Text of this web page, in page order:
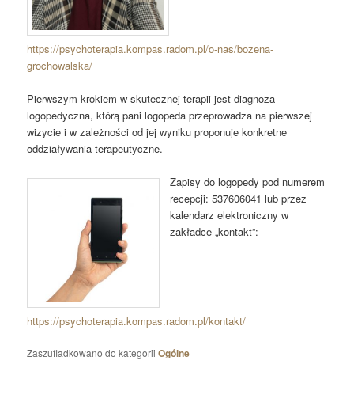
https://psychoterapia.kompas.radom.pl/o-nas/bozena-
grochowalska/
Pierwszym krokiem w skutecznej terapii jest diagnoza
logopedyczna, którą pani logopeda przeprowadza na pierwszej
wizycie i w zależności od jej wyniku proponuje konkretne
oddziaływania terapeutyczne.
Zapisy do logopedy pod numerem
recepcji: 537606041 lub przez
kalendarz elektroniczny w
zakładce „kontakt”:
https://psychoterapia.kompas.radom.pl/kontakt/
Zaszufladkowano do kategorii Ogólne